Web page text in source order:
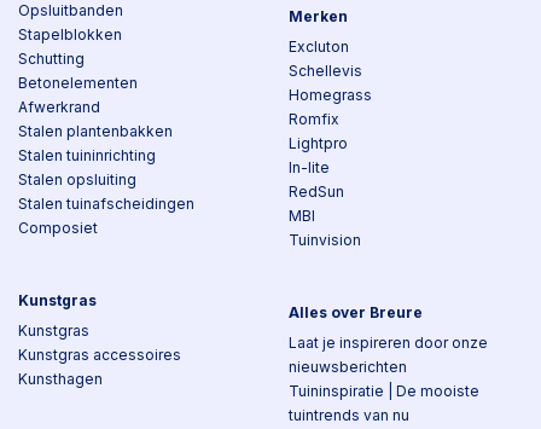
Opsluitbanden
Stapelblokken
Schutting
Betonelementen
Afwerkrand
Stalen plantenbakken
Stalen tuininrichting
Stalen opsluiting
Stalen tuinafscheidingen
Composiet
Kunstgras
Kunstgras
Kunstgras accessoires
Kunsthagen
Merken
Excluton
Schellevis
Homegrass
Romfix
Lightpro
In-lite
RedSun
MBI
Tuinvision
Alles over Breure
Laat je inspireren door onze
nieuwsberichten
Tuininspiratie | De mooiste
tuintrends van nu